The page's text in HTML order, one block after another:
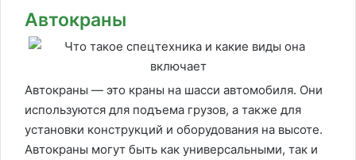
Автокраны
Автокраны — это краны на шасси автомобиля. Они
используются для подъема грузов, а также для
установки конструкций и оборудования на высоте.
Автокраны могут быть как универсальными, так и